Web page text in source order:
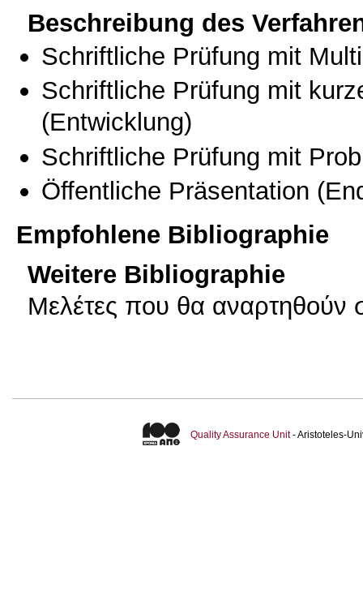
Beschreibung des
Schriftliche Prüfung mit
Schriftliche Prüfung mit
(Entwicklung)
Schriftliche Prüfung mit
Öffentliche Präsentation
Empfohlene Bibliographie
Weitere Bibliographie
Μελέτες που θα αναρτηθούν
Quality Assurance Unit- Aristoteles-